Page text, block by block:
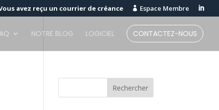
avez reçu un courrier de créance  Espace Membre 
NOTRE BLOG LOGICIEL CONTACTEZ-NOUS